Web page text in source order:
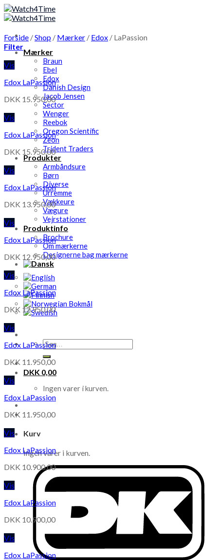
Skip
to
Mærker
Braun
Ebel
Edox
Danish Design
Jacob Jensen
Sector
Wenger
Reebok
Oregon Scientific
Zeon
Trident Traders
Produkter
Armbåndsure
Børn
Diverse
Urremme
Vækkeure
Vægure
Vejrstationer
Produktinfo
Brochure
Om mærkerne
Designerne bag mærkerne
Søg
efter:
DKK 0,00
Ingen varer i kurven.
Kurv
Ingen varer i kurven.
Forside /Shop / Mærker / Edox / LaPassion
Filter
Vis
Edox LaPassion
DKK 15.950,00
Vis
Edox LaPassion
DKK 15.950,00
Vis
Edox LaPassion
DKK 13.950,00
Vis
Edox LaPassion
DKK 12.950,00
Vis
Edox LaPassion
DKK 12.950,00
Vis
Edox LaPassion
DKK 11.950,00
Vis
Edox LaPassion
DKK 11.950,00
Vis
Edox LaPassion
DKK 10.900,00
Vis
Edox LaPassion
DKK 10.900,00
Vis
Edox LaPassion